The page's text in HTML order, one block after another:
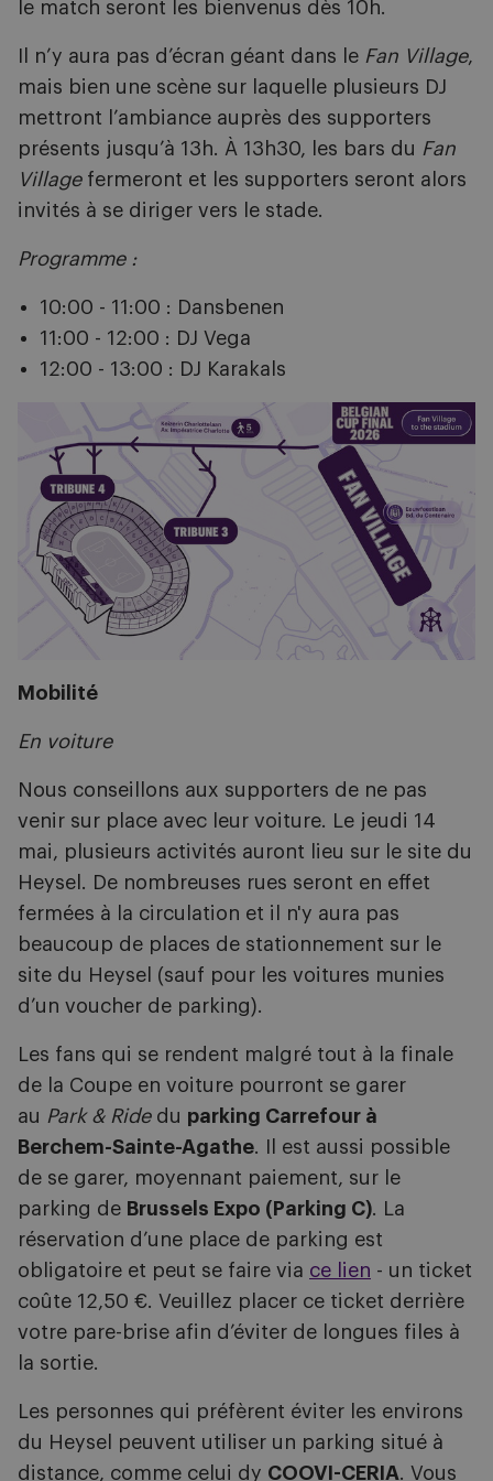
le match seront les bienvenus dès 10h.
Il n’y aura pas d’écran géant dans le Fan Village,
mais bien une scène sur laquelle plusieurs DJ
mettront l’ambiance auprès des supporters
présents jusqu’à 13h. À 13h30, les bars du Fan
Villagefermeront et les supporters seront alors
invités à se diriger vers le stade.
Programme :
10:00 - 11:00 : Dansbenen
11:00 - 12:00 : DJ Vega
12:00 - 13:00 : DJ Karakals
Mobilité
En voiture
Nous conseillons aux supporters de ne pas
venir sur place avec leur voiture. Le jeudi 14
mai, plusieurs activités auront lieu sur le site du
Heysel. De nombreuses rues seront en effet
fermées à la circulation et il n'y aura pas
beaucoup de places de stationnement sur le
site du Heysel (sauf pour les voitures munies
d’un voucher de parking).
Les fans qui se rendent malgré tout à la finale
de la Coupe en voiture pourront se garer
au Park & Ridedu parking Carrefour à
Berchem-Sainte-Agathe. Il est aussi possible
de se garer, moyennant paiement, sur le
parking de Brussels Expo (Parking C). La
réservation d’une place de parking est
obligatoire et peut se faire via ce lien - un ticket
coûte 12,50 €. Veuillez placer ce ticket derrière
votre pare-brise afin d’éviter de longues files à
la sortie.
Les personnes qui préfèrent éviter les environs
du Heysel peuvent utiliser un parking situé à
distance, comme celui dy COOVI-CERIA. Vous